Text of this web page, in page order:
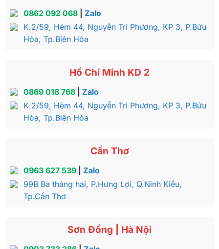
0862 092 068| Zalo
K.2/59, Hẻm 44, Nguyễn Tri Phương, KP 3, P.Bửu
Hòa, Tp.Biên Hòa
Hồ Chí Minh KD 2
0869 018 768| Zalo
K.2/59, Hẻm 44, Nguyễn Tri Phương, KP 3, P.Bửu
Hòa, Tp.Biên Hòa
Cần Thơ
0963 627 539| Zalo
99B Ba tháng hai, P.Hưng Lợi, Q.Ninh Kiều,
Tp.Cần Thơ
Sơn Đồng | Hà Nội